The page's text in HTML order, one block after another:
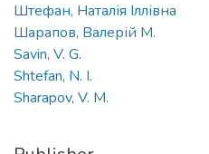
Штефан, Наталія Іллівна
Шарапов, Валерій М.
Savin, V. G.
Shtefan, N. I.
Sharapov, V. M.